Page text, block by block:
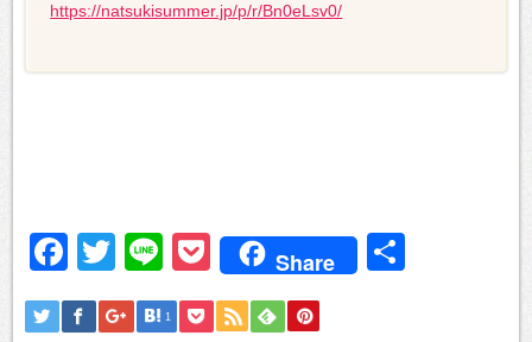
https://natsukisummer.jp/p/r/Bn0eLsv0/
Facebook
Twitter
LinePocket
Share
1